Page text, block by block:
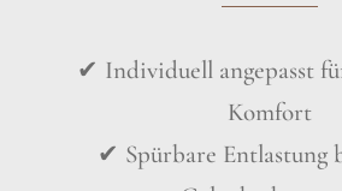
✔ Individuell angepasst
Komfort
✔ Spürbare Entlastung